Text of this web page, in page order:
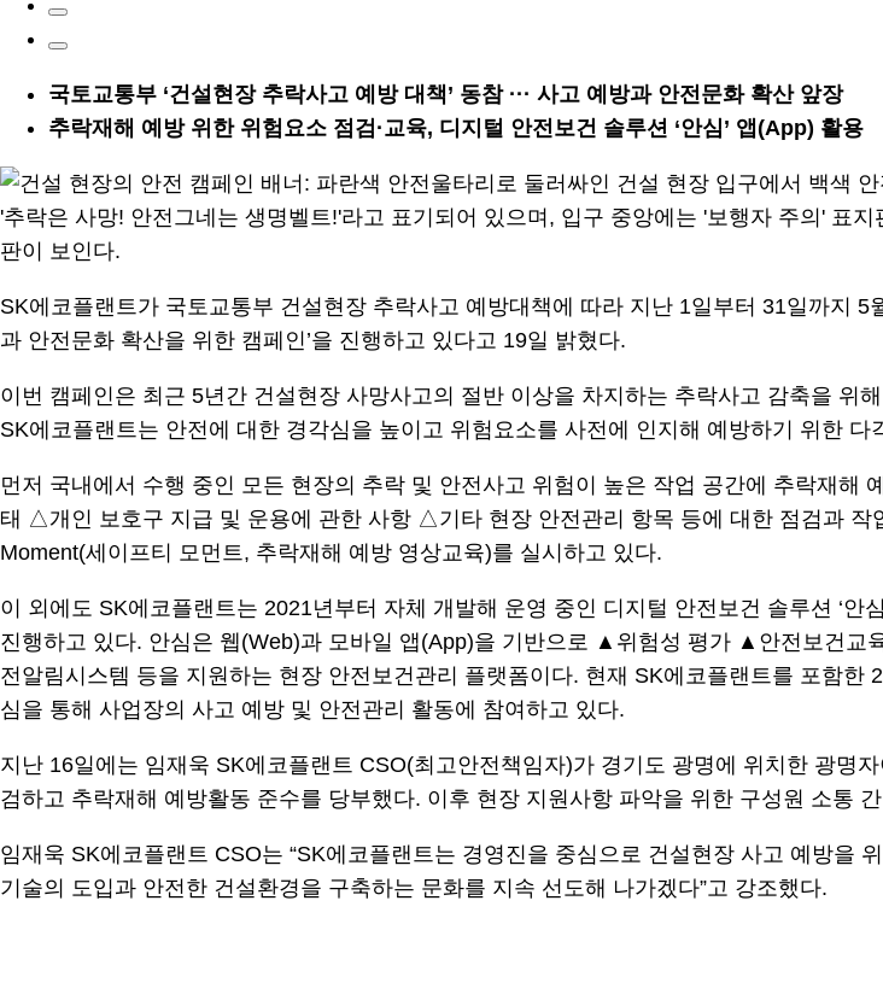
국토교통부 ‘건설현장 추락사고 예방 대책’ 동참 ··· 사고 예방과 안전문화 확산 앞장
추락재해 예방 위한 위험요소 점검·교육, 디지털 안전보건 솔루션 ‘안심’ 앱(App) 활용
SK에코플랜트가 국토교통부 건설현장 추락사고 예방대책에 따라 지난 1일부터 31일까지
과 안전문화 확산을 위한 캠페인’을 진행하고 있다고 19일 밝혔다.
이번 캠페인은 최근 5년간 건설현장 사망사고의 절반 이상을 차지하는 추락사고 감축을 위
SK에코플랜트는 안전에 대한 경각심을 높이고 위험요소를 사전에 인지해 예방하기 위한 다
먼저 국내에서 수행 중인 모든 현장의 추락 및 안전사고 위험이 높은 작업 공간에 추락재
태 △개인 보호구 지급 및 운용에 관한 사항 △기타 현장 안전관리 항목 등에 대한 점검과
Moment(세이프티 모먼트, 추락재해 예방 영상교육)를 실시하고 있다.
이 외에도 SK에코플랜트는 2021년부터 자체 개발해 운영 중인 디지털 안전보건 솔루션 ‘
진행하고 있다. 안심은 웹(Web)과 모바일 앱(App)을 기반으로 ▲위험성 평가 ▲안전보건
전알림시스템 등을 지원하는 현장 안전보건관리 플랫폼이다. 현재 SK에코플랜트를 포함
심을 통해 사업장의 사고 예방 및 안전관리 활동에 참여하고 있다.
지난 16일에는 임재욱 SK에코플랜트 CSO(최고안전책임자)가 경기도 광명에 위치한 광명
검하고 추락재해 예방활동 준수를 당부했다. 이후 현장 지원사항 파악을 위한 구성원 소통
임재욱 SK에코플랜트 CSO는 “SK에코플랜트는 경영진을 중심으로 건설현장 사고 예방을
기술의 도입과 안전한 건설환경을 구축하는 문화를 지속 선도해 나가겠다”고 강조했다.